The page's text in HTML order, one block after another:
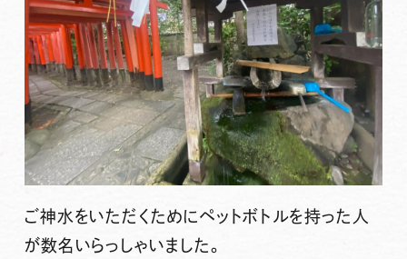
ご神水をいただくためにペットボトルを持った人
が数名いらっしゃいました。